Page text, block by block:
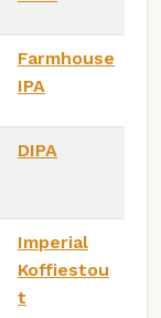
Farmhouse
IPA
DIPA
Imperial
Koffiestou
t